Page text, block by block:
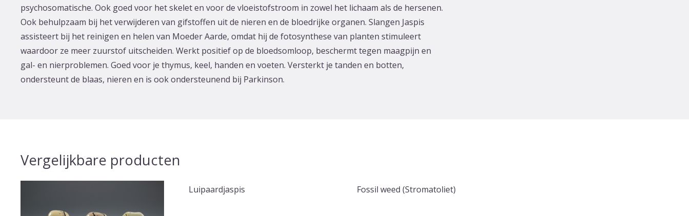
psychosomatische. Ook goed voor het skelet en voor de vloeistofstroom in zowel het lichaam als de hersenen.
Ook behulpzaam bij het verwijderen van gifstoffen uit de nieren en de bloedrijke organen. Slangen Jaspis
assisteert bij het reinigen en helen van Moeder Aarde, omdat hij de fotosynthese van planten stimuleert
waardoor ze meer zuurstof uitscheiden. Werkt positief op de bloedsomloop, beschermt tegen maagpijn en
gal- en nierproblemen. Goed voor je thymus, keel, handen en voeten. Versterkt je tanden en botten,
ondersteunt de blaas, nieren en is ook ondersteunend bij Parkinson.
Vergelijkbare producten
Luipaardjaspis Fossil weed (Stromatoliet)